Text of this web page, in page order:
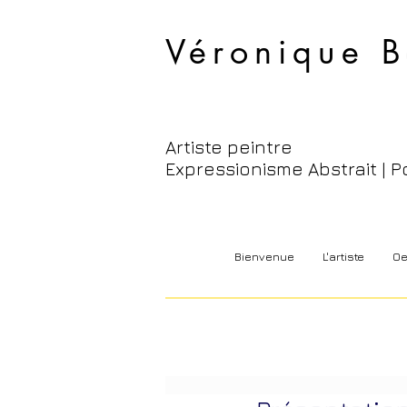
Véronique
Artiste peintre
Expressionisme Abstrait |
Bienvenue L'artiste